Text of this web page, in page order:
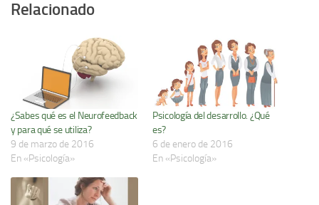
Relacionado
¿Sabes qué es el Neurofeedback
y para qué se utiliza?
9 de marzo de 2016
En «Psicología»
Psicología del desarrollo. ¿Qué
es?
6 de enero de 2016
En «Psicología»